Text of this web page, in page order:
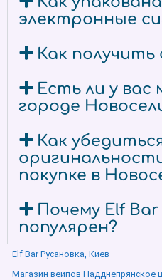
электронные
Как получить
Есть ли у вас
городе
Как
покупке в
Почему Elf
популярен?
Elf Bar Русановка, Киев
Магазин вейпов Надднепрянское